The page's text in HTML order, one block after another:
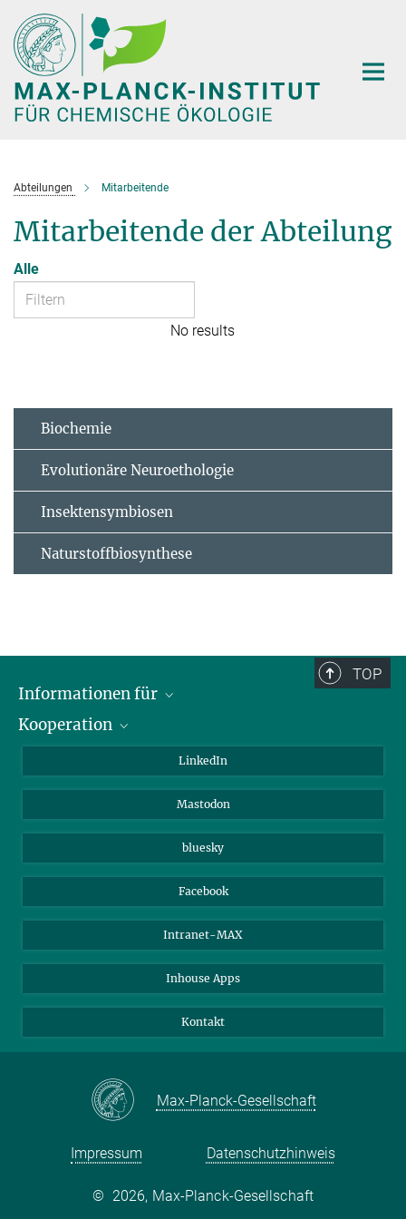
Hauptinhalt
Abteilungen Mitarbeitende
Mitarbeitende der Abteilung
Alle
No results
Biochemie
Evolutionäre Neuroethologie
Insektensymbiosen
Naturstoffbiosynthese
TOP
Informationen für
Journalisten
Kooperation
Beutenberg Campus e.V.
LinkedIn
Mastodon
bluesky
Facebook
Intranet-MAX
Inhouse Apps
Kontakt
Max-Planck-Gesellschaft
Impressum Datenschutzhinweis
© 2026, Max-Planck-Gesellschaft